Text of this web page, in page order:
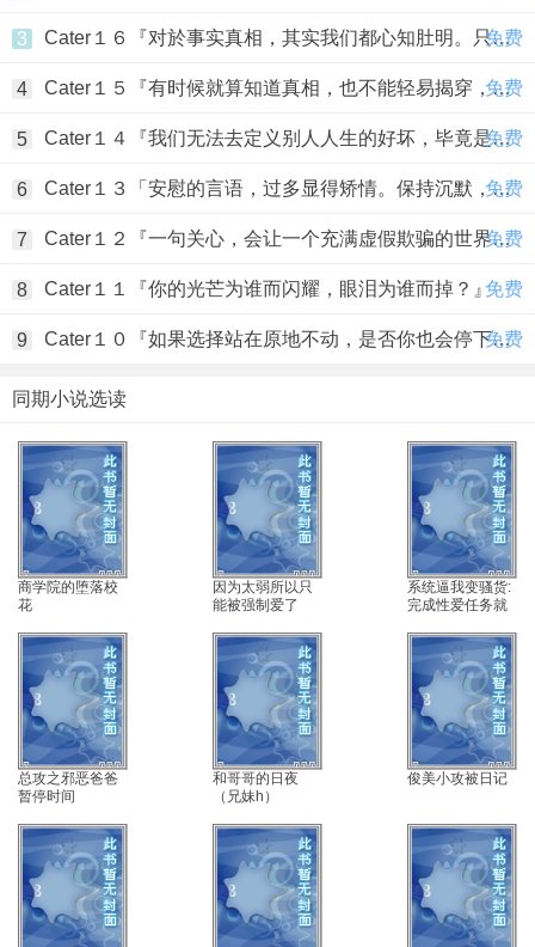
3 Cater１６『对於事实真相，其实我们都心知肚明。只是我们都很贪心，害怕失去，所以选择一笑带过。』免费
4 Cater１５『有时候就算知道真相，也不能轻易揭穿，因为这麽做最後只会让自己一无所有。』免费
5 Cater１４『我们无法去定义别人人生的好坏，毕竟是甜是酸，都必须要自己走过一回才能明了。』免费
6 Cater１３「安慰的言语，过多显得矫情。保持沉默，是我们的默契。」免费
7 Cater１２『一句关心，会让一个充满虚假欺骗的世界走向毁灭。』免费
8 Cater１１『你的光芒为谁而闪耀，眼泪为谁而掉？』免费
9 Cater１０『如果选择站在原地不动，是否你也会停下来，回头看我一眼？』免费
同期小说选读
商学院的堕落校
花
因为太弱所以只
能被强制爱了
系统逼我变骚货:
完成性爱任务就
总攻之邪恶爸爸
暂停时间
和哥哥的日夜
（兄妹h）
俊美小攻被日记